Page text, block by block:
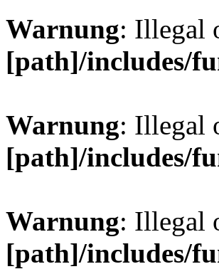
Warnung: Illegal
[path]/includes/
Warnung: Illegal
[path]/includes/
Warnung: Illegal
[path]/includes/